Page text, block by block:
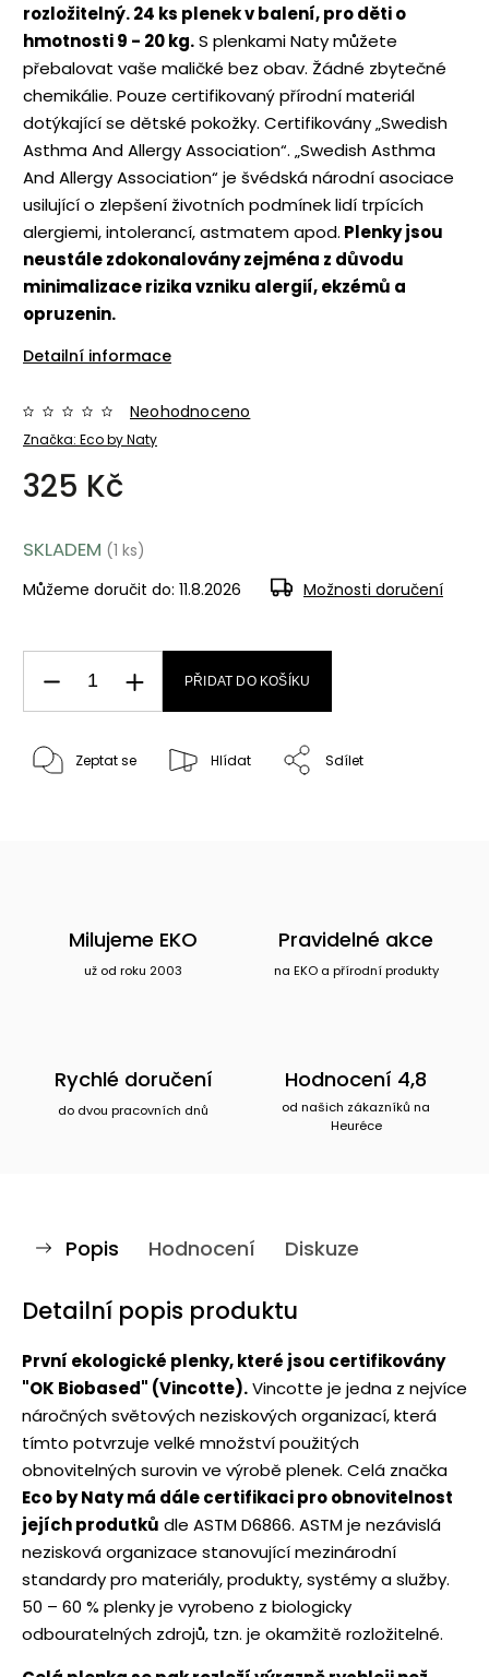
rozložitelný. 24 ks plenek v balení, pro děti o
hmotnosti 9 - 20 kg.S plenkami Naty můžete
přebalovat vaše maličké bez obav. Žádné zbytečné
chemikálie. Pouze certifikovaný přírodní materiál
dotýkající se dětské pokožky. Certifikovány „Swedish
Asthma And Allergy Association“. „Swedish Asthma
And Allergy Association“ je švédská národní asociace
usilující o zlepšení životních podmínek lidí trpících
alergiemi, intolerancí, astmatem apod. Plenky jsou
neustále zdokonalovány zejména z důvodu
minimalizace rizika vzniku alergií, ekzémů a
opruzenin.
Detailní informace
Značka: Eco by Naty
Neohodnoceno
325 Kč
SKLADEM (1 ks)
Můžeme doručit do: 11.8.2026 Možnosti doručení
PŘIDAT DO KOŠÍKU
Zeptat se Hlídat Sdílet
Milujeme EKO
už od roku 2003
Pravidelné akce
na EKO a přírodní produkty
Rychlé doručení
do dvou pracovních dnů
Hodnocení 4,8
od našich zákazníků na
Heuréce
Popis Hodnocení Diskuze
Detailní popis produktu
První ekologické plenky, které jsou certifikovány
"OK Biobased" (Vincotte).Vincotte je jedna z nejvíce
náročných světových neziskových organizací, která
tímto potvrzuje velké množství použitých
obnovitelných surovin ve výrobě plenek. Celá značka
Eco by Naty má dále certifikaci pro obnovitelnost
jejích produtků dle ASTM D6866. ASTM je nezávislá
nezisková organizace stanovující mezinárodní
standardy pro materiály, produkty, systémy a služby.
50 – 60 % plenky je vyrobeno z biologicky
odbouratelných zdrojů, tzn. je okamžitě rozložitelné.